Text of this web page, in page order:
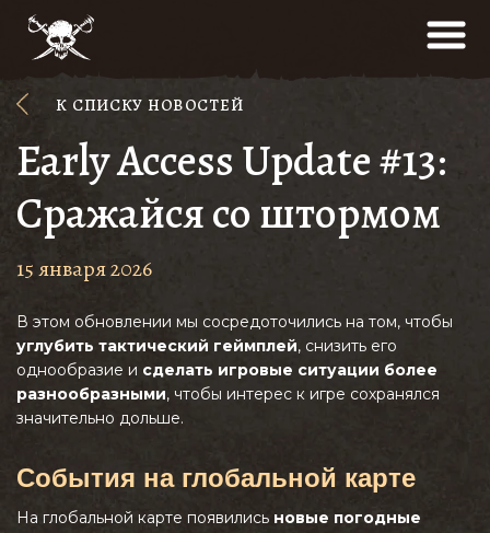
К СПИСКУ НОВОСТЕЙ
Early Access Update #13:
Сражайся со штормом
15 января 2026
В этом обновлении мы сосредоточились на том, чтобы
углубить тактический геймплей, снизить его
однообразие и сделать игровые ситуации более
разнообразными, чтобы интерес к игре сохранялся
значительно дольше.
События на глобальной карте
На глобальной карте появились новые погодные